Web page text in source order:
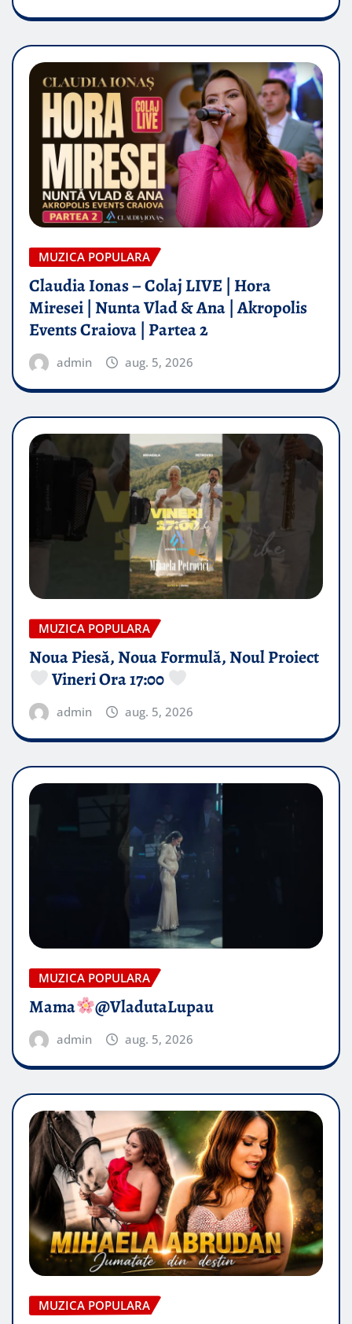
MUZICA POPULARA
Claudia Ionas – Colaj LIVE | Hora
Miresei | Nunta Vlad & Ana | Akropolis
Events Craiova | Partea 2
admin aug. 5, 2026
MUZICA POPULARA
Noua Piesă, Noua Formulă, Noul Proiect
Vineri Ora 17:00
admin aug. 5, 2026
MUZICA POPULARA
Mama @VladutaLupau
admin aug. 5, 2026
MUZICA POPULARA